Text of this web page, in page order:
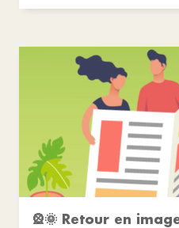
🎡🌞 Retour en